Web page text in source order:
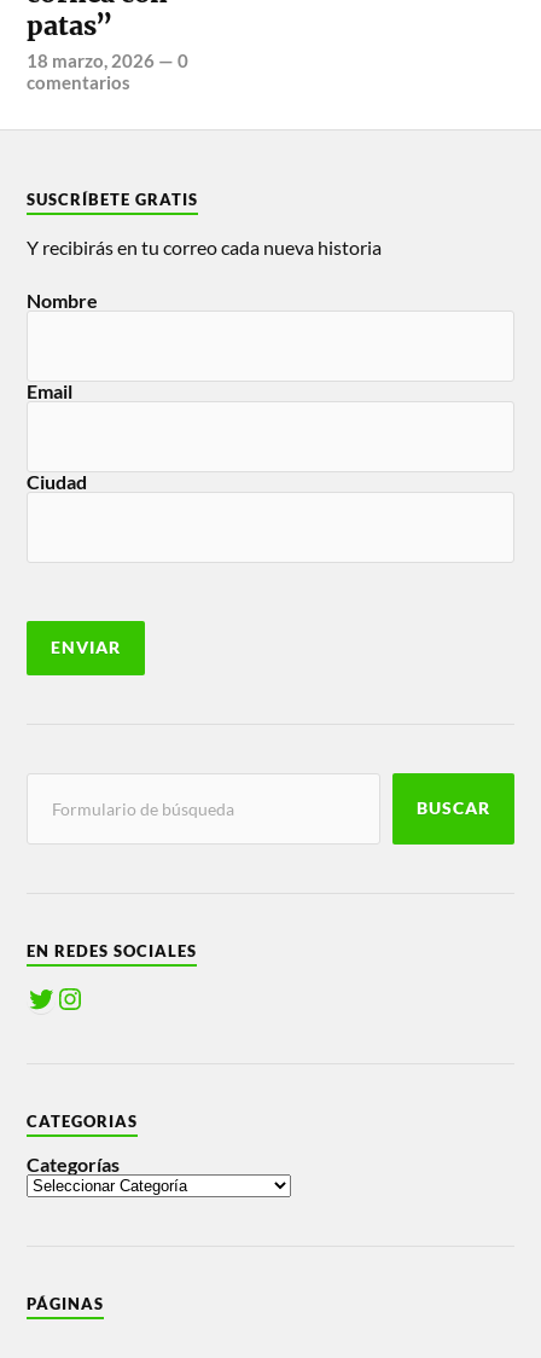
patas”
18 marzo, 2026 —0
comentarios
SUSCRÍBETE GRATIS
Y recibirás en tu correo cada nueva historia
Nombre
Email
Ciudad
BUSCAR
EN REDES SOCIALES
CATEGORIAS
Categorías
PÁGINAS